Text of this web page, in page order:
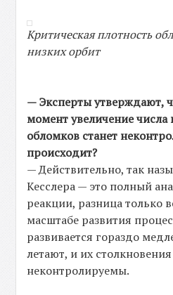
Критическая плотность
низких орбит
— Эксперты утверждают,
момент увеличение числа
обломков станет
происходит?
— Действительно, так
Кесслера — это полный
реакции, разница только
масштабе развития
развивается гораздо
летают, и их
неконтролируемы.